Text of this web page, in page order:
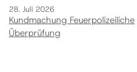
28. Juli 2026
Kundmachung Feuerpolizeiliche
Überprüfung